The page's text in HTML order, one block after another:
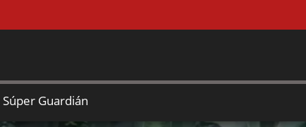
Súper Guardián